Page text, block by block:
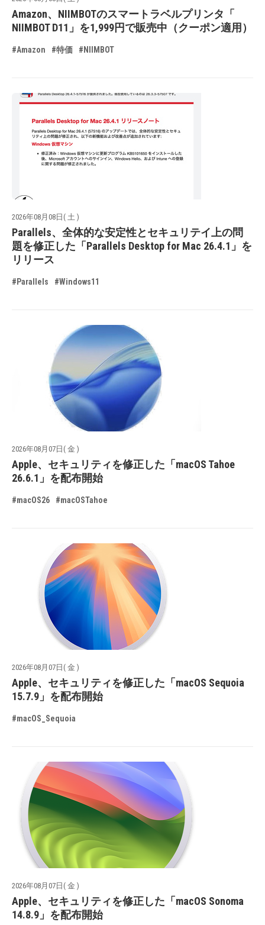
Amazon、NIIMBOTのスマートラベルプリンタ「
NIIMBOT D11」を1,999円で販売中（クーポン適用）
#Amazon #特価 #NIIMBOT
2026年08月08日( 土 )
Parallels、全体的な安定性とセキュリテイ上の問
題を修正した「Parallels Desktop for Mac 26.4.1」を
リリース
#Parallels #Windows11
2026年08月07日( 金 )
Apple、セキュリティを修正した「macOS Tahoe
26.6.1」を配布開始
#macOS26 #macOSTahoe
2026年08月07日( 金 )
Apple、セキュリティを修正した「macOS Sequoia
15.7.9」を配布開始
#macOS_Sequoia
2026年08月07日( 金 )
Apple、セキュリティを修正した「macOS Sonoma
14.8.9」を配布開始